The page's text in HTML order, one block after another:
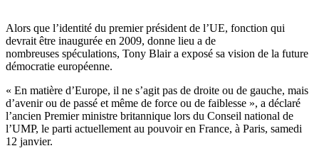
Alors que l’identité du premier président de l’UE, fonction qui
devrait être inaugurée en 2009, donne lieu a de
nombreuses spéculations, Tony Blair a exposé sa vision de la future
démocratie européenne.
« En matière d’Europe, il ne s’agit pas de droite ou de gauche, mais
d’avenir ou de passé et même de force ou de faiblesse », a déclaré
l’ancien Premier ministre britannique lors du Conseil national de
l’UMP, le parti actuellement au pouvoir en France, à Paris, samedi
12 janvier.